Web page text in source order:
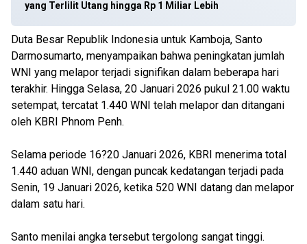
yang Terlilit Utang hingga Rp 1 Miliar Lebih
Duta Besar Republik Indonesia untuk Kamboja, Santo
Darmosumarto, menyampaikan bahwa peningkatan jumlah
WNI yang melapor terjadi signifikan dalam beberapa hari
terakhir. Hingga Selasa, 20 Januari 2026 pukul 21.00 waktu
setempat, tercatat 1.440 WNI telah melapor dan ditangani
oleh KBRI Phnom Penh.
Selama periode 16?20 Januari 2026, KBRI menerima total
1.440 aduan WNI, dengan puncak kedatangan terjadi pada
Senin, 19 Januari 2026, ketika 520 WNI datang dan melapor
dalam satu hari.
Santo menilai angka tersebut tergolong sangat tinggi.